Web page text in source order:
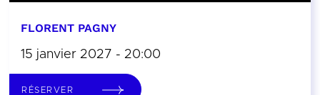
FLORENT PAGNY
15 janvier 2027 - 20:00
RÉSERVER